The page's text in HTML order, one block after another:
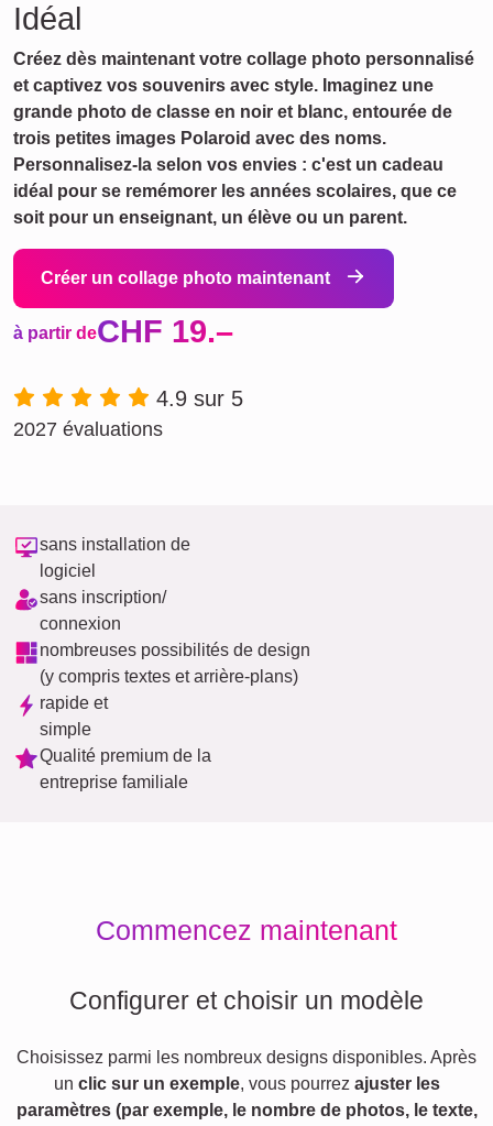
Idéal
Créez dès maintenant votre collage photo personnalisé
et captivez vos souvenirs avec style. Imaginez une
grande photo de classe en noir et blanc, entourée de
trois petites images Polaroid avec des noms.
Personnalisez-la selon vos envies : c'est un cadeau
idéal pour se remémorer les années scolaires, que ce
soit pour un enseignant, un élève ou un parent.
Créer un collage photo maintenant
à partir deCHF 19.–
4.9 sur 5
2027 évaluations
sans installation de
logiciel
sans inscription/
connexion
nombreuses possibilités de design
(y compris textes et arrière-plans)
rapide et
simple
Qualité premium de la
entreprise familiale
Commencez maintenant
Configurer et choisir un modèle
Choisissez parmi les nombreux designs disponibles. Après
un clic sur un exemple, vous pourrez ajuster les
paramètres (par exemple, le nombre de photos, le texte,